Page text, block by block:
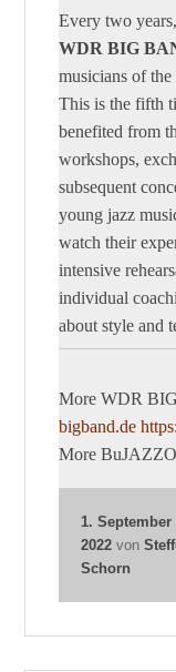
Every two
WDR BIG
musicians of the
This is the fifth
benefited from
workshops,
subsequent
young jazz
watch their
intensive
individual
about style and
More WDR
bigband.de
More
1. September
2022 von
Schorn